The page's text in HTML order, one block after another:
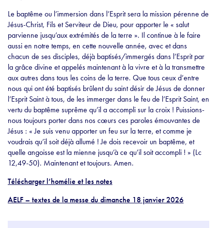
Le baptême ou l’immersion dans l’Esprit sera la mission pérenne de
Jésus-Christ, Fils et Serviteur de Dieu, pour apporter le « salut
parvienne jusqu’aux extrémités de la terre ». Il continue à le faire
aussi en notre temps, en cette nouvelle année, avec et dans
chacun de ses disciples, déjà baptisés/immergés dans l’Esprit par
la grâce divine et appelés maintenant à la vivre et à la transmettre
aux autres dans tous les coins de la terre. Que tous ceux d’entre
nous qui ont été baptisés brûlent du saint désir de Jésus de donner
l’Esprit Saint à tous, de les immerger dans le feu de l’Esprit Saint, en
vertu du baptême suprême qu’il a accompli sur la croix ! Puissions-
nous toujours porter dans nos cœurs ces paroles émouvantes de
Jésus : « Je suis venu apporter un feu sur la terre, et comme je
voudrais qu’il soit déjà allumé ! Je dois recevoir un baptême, et
quelle angoisse est la mienne jusqu’à ce qu’il soit accompli ! » (Lc
12,49-50). Maintenant et toujours. Amen.
Télécharger l’homélie et les notes
AELF – textes de la messe du dimanche 18 janvier 2026